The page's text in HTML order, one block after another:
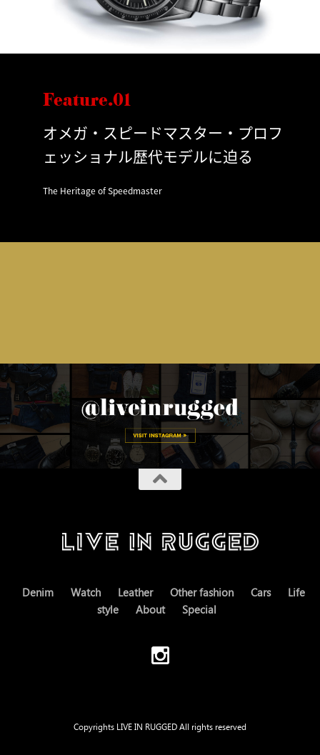
Feature.01
オメガ・スピードマスター・プロフ
ェッショナル歴代モデルに迫る
The Heritage of Speedmaster
Denim Watch Leather Other fashion Cars
Life
style
About Special
Copyrights LIVE IN RUGGED All rights reserved